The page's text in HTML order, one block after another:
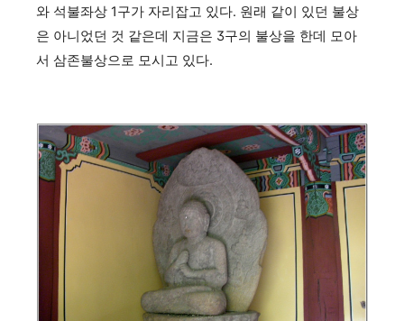
와 석불좌상 1구가 자리잡고 있다. 원래 같이 있던 불상
은 아니었던 것 같은데 지금은 3구의 불상을 한데 모아
서 삼존불상으로 모시고 있다.